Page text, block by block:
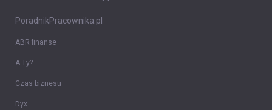
PoradnikPracownika.pl
ABR finanse
A Ty?
Czas biznesu
Dyx